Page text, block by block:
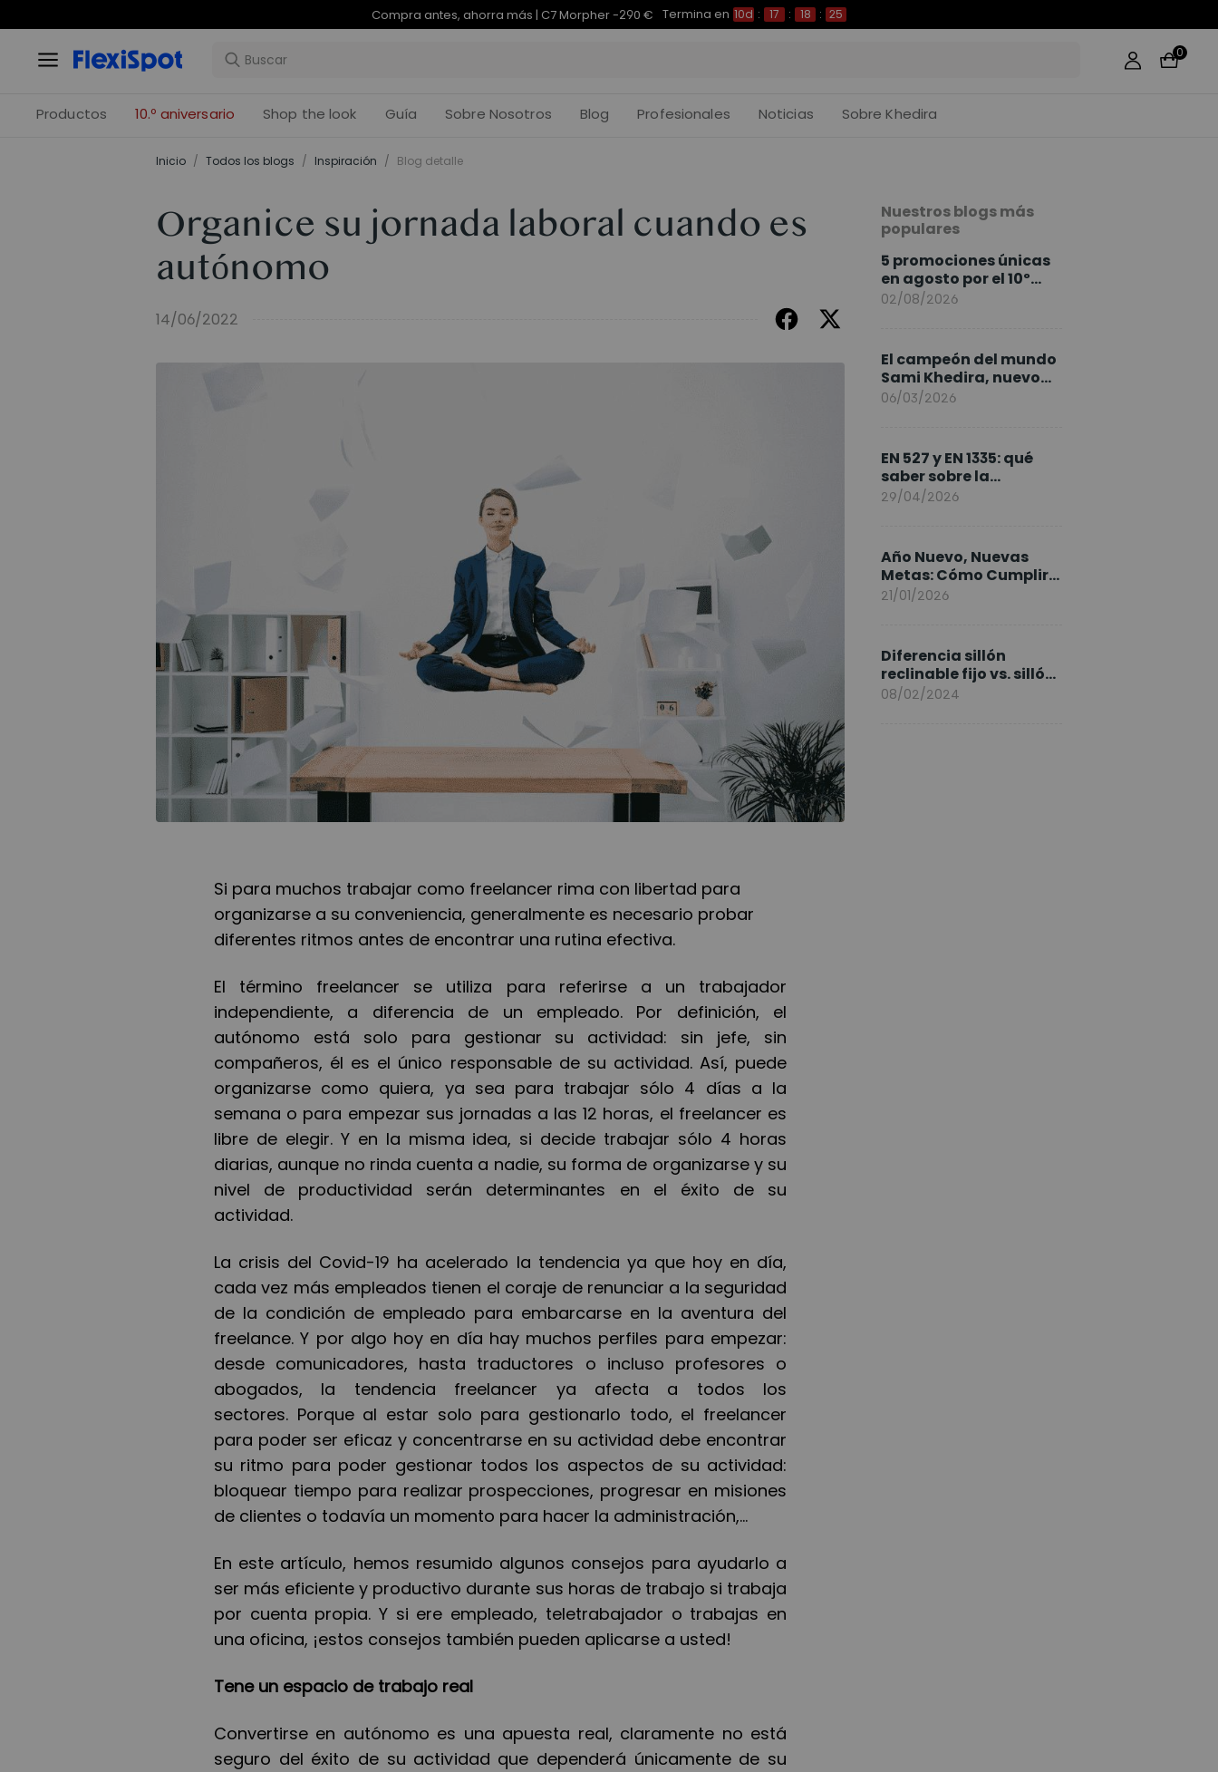
Compra antes, ahorra más | E7 Plus -200 € Termina en 10d : 17 : 18 : 24
0
Productos 10.º aniversario Shop the look Guía Sobre Nosotros Blog Profesionales Noticias Sobre Khedira
Inicio / Todos los blogs / Inspiración / Blog detalle
Organice su jornada laboral cuando es
autónomo
14/06/2022
Si para muchos trabajar como freelancer rima con libertad para
organizarse a su conveniencia, generalmente es necesario probar
diferentes ritmos antes de encontrar una rutina efectiva.
El término freelancer se utiliza para referirse a un trabajador
independiente, a diferencia de un empleado. Por definición, el
autónomo está solo para gestionar su actividad: sin jefe, sin
compañeros, él es el único responsable de su actividad. Así, puede
organizarse como quiera, ya sea para trabajar sólo 4 días a la
semana o para empezar sus jornadas a las 12 horas, el freelancer es
libre de elegir. Y en la misma idea, si decide trabajar sólo 4 horas
diarias, aunque no rinda cuenta a nadie, su forma de organizarse y su
nivel de productividad serán determinantes en el éxito de su
actividad.
La crisis del Covid-19 ha acelerado la tendencia ya que hoy en día,
cada vez más empleados tienen el coraje de renunciar a la seguridad
de la condición de empleado para embarcarse en la aventura del
freelance. Y por algo hoy en día hay muchos perfiles para empezar:
desde comunicadores, hasta traductores o incluso profesores o
abogados, la tendencia freelancer ya afecta a todos los
sectores. Porque al estar solo para gestionarlo todo, el freelancer
para poder ser eficaz y concentrarse en su actividad debe encontrar
su ritmo para poder gestionar todos los aspectos de su actividad:
bloquear tiempo para realizar prospecciones, progresar en misiones
de clientes o todavía un momento para hacer la administración,...
En este artículo, hemos resumido algunos consejos para ayudarlo a
ser más eficiente y productivo durante sus horas de trabajo si trabaja
por cuenta propia. Y si ere empleado, teletrabajador o trabajas en
una oficina, ¡estos consejos también pueden aplicarse a usted!
Tene un espacio de trabajo real
Convertirse en autónomo es una apuesta real, claramente no está
seguro del éxito de su actividad que dependerá únicamente de su
Nuestros blogs más
populares
5 promociones únicas
en agosto por el 10º
Aniversario de
02/08/2026
El campeón del mundo
Sami Khedira, nuevo
embajador de
06/03/2026
EN 527 y EN 1335: qué
saber sobre la
normativa de los
29/04/2026
Año Nuevo, Nuevas
Metas: Cómo Cumplir
tus Objetivos Fitness
21/01/2026
Diferencia sillón
reclinable fijo vs. sillón
elevable
08/02/2024